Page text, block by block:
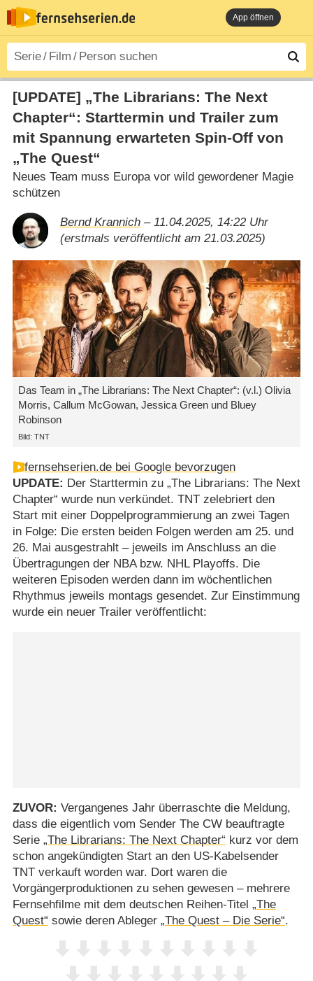
App öffnen
[UPDATE] „The Librarians: The Next
Chapter“: Starttermin und Trailer zum
mit Spannung erwarteten Spin-Off von
„The Quest“
Neues Team muss Europa vor wild gewordener Magie
schützen
Bernd Krannich– 11.04.2025, 14:22 Uhr
(erstmals veröffentlicht am 21.03.2025)
Das Team in „The Librarians: The Next Chapter“: (v.l.) Olivia
Morris, Callum McGowan, Jessica Green und Bluey
Robinson
Bild: TNT
fernsehserien.de bei Google bevorzugen
UPDATE: Der Starttermin zu „The Librarians: The Next
Chapter“ wurde nun verkündet. TNT zelebriert den
Start mit einer Doppelprogrammierung an zwei Tagen
in Folge: Die ersten beiden Folgen werden am 25. und
26. Mai ausgestrahlt – jeweils im Anschluss an die
Übertragungen der NBA bzw. NHL Playoffs. Die
weiteren Episoden werden dann im wöchentlichen
Rhythmus jeweils montags gesendet. Zur Einstimmung
wurde ein neuer Trailer veröffentlicht:
ZUVOR: Vergangenes Jahr überraschte die Meldung,
dass die eigentlich vom Sender The CW beauftragte
Serie „The Librarians: The Next Chapter“ kurz vor dem
schon angekündigten Start an den US-Kabelsender
TNT verkauft worden war. Dort waren die
Vorgängerproduktionen zu sehen gewesen – mehrere
Fernsehfilme mit dem deutschen Reihen-Titel „The
Quest“ sowie deren Ableger „The Quest – Die Serie“.